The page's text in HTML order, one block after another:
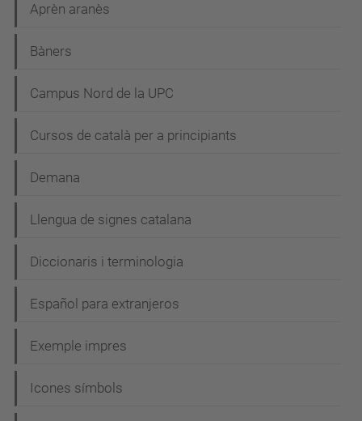
Aprèn aranès
Bàners
Campus Nord de la UPC
Cursos de català per a principiants
Demana
Llengua de signes catalana
Diccionaris i terminologia
Español para extranjeros
Exemple impres
Icones símbols